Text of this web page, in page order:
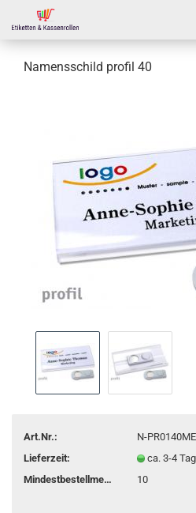
Namensschild profil 40
Art.Nr.:
N-PR0140ME
Lieferzeit:
ca. 3-4
Mindestbestellmenge: 10